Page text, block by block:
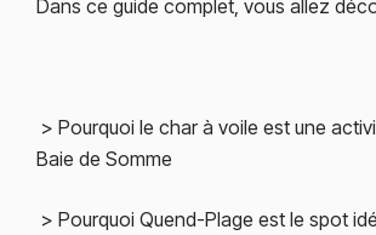
Dans ce guide complet, vous allez
> Pourquoi le char à voile est une
Baie de Somme
> Pourquoi Quend-Plage est le spot